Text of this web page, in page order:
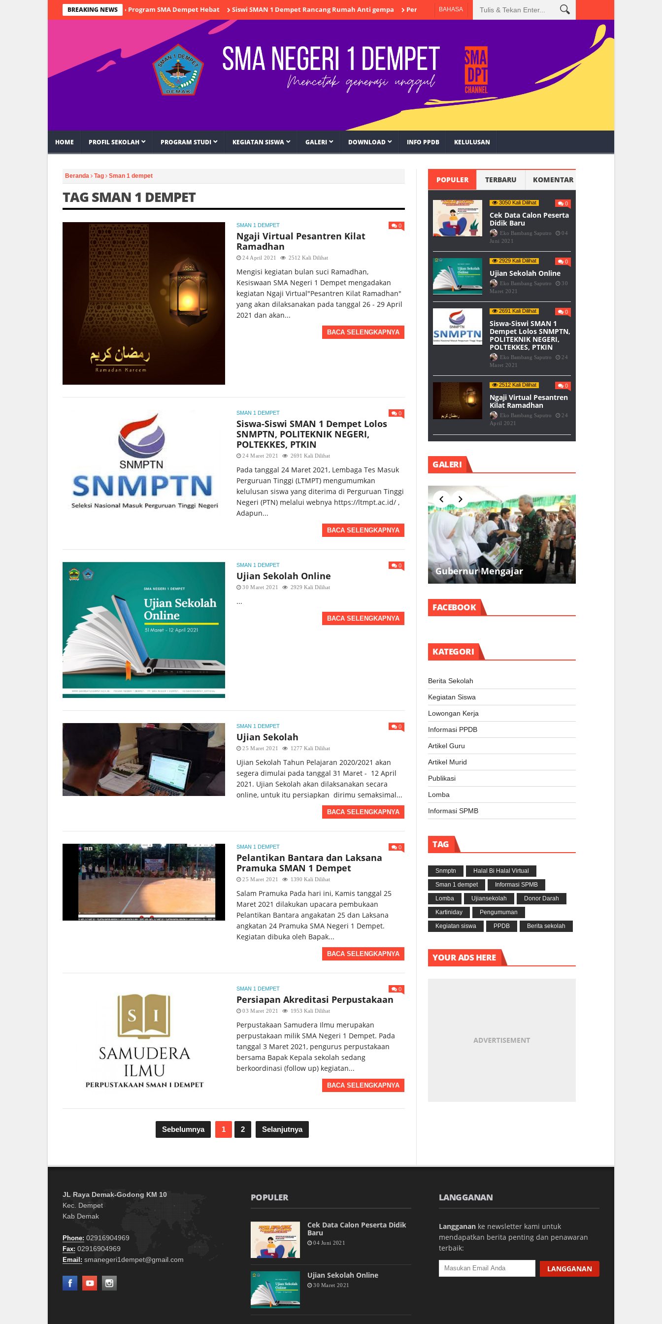
BREAKING NEWSProgram SMA Dempet Hebat Siswi SMAN 1 Dempet Rancang Rumah Anti gempa Persiapan Akreditasi Perpustakaan
BAHASA
HOME PROFIL SEKOLAH PROGRAM STUDI KEGIATAN SISWA GALERI DOWNLOAD INFO PPDB KELULUSAN
Beranda Tag Sman 1 dempet
TAG SMAN 1 DEMPET
SMAN 1 DEMPET 0
Ngaji Virtual Pesantren Kilat
Ramadhan
24 April 2021 2512 Kali Dilihat
Mengisi kegiatan bulan suci Ramadhan,
Kesiswaan SMA Negeri 1 Dempet mengadakan
kegiatan Ngaji Virtual"Pesantren Kilat Ramadhan"
yang akan dilaksanakan pada tanggal 26 - 29 April
2021 dan akan...
BACA SELENGKAPNYA
SMAN 1 DEMPET 0
Siswa-Siswi SMAN 1 Dempet Lolos
SNMPTN, POLITEKNIK NEGERI,
POLTEKKES, PTKIN
24 Maret 2021 2691 Kali Dilihat
Pada tanggal 24 Maret 2021, Lembaga Tes Masuk
Perguruan Tinggi (LTMPT) mengumumkan
kelulusan siswa yang diterima di Perguruan Tinggi
Negeri (PTN) melalui webnya https://ltmpt.ac.id/ ,
Adapun...
BACA SELENGKAPNYA
SMAN 1 DEMPET 0
Ujian Sekolah Online
30 Maret 2021 2929 Kali Dilihat
...
BACA SELENGKAPNYA
SMAN 1 DEMPET 0
Ujian Sekolah
25 Maret 2021 1277 Kali Dilihat
Ujian Sekolah Tahun Pelajaran 2020/2021 akan
segera dimulai pada tanggal 31 Maret - 12 April
2021. Ujian Sekolah akan dilaksanakan secara
online, untuk itu persiapkan dirimu semaksimal...
BACA SELENGKAPNYA
SMAN 1 DEMPET 0
Pelantikan Bantara dan Laksana
Pramuka SMAN 1 Dempet
25 Maret 2021 1390 Kali Dilihat
Salam Pramuka Pada hari ini, Kamis tanggal 25
Maret 2021 dilakukan upacara pembukaan
Pelantikan Bantara angakatan 25 dan Laksana
angkatan 24 Pramuka SMA Negeri 1 Dempet.
Kegiatan dibuka oleh Bapak...
BACA SELENGKAPNYA
SMAN 1 DEMPET 0
Persiapan Akreditasi Perpustakaan
03 Maret 2021 1953 Kali Dilihat
Perpustakaan Samudera Ilmu merupakan
perpustakaan milik SMA Negeri 1 Dempet. Pada
tanggal 3 Maret 2021, pengurus perpustakaan
bersama Bapak Kepala sekolah sedang
berkoordinasi (follow up) kegiatan...
BACA SELENGKAPNYA
Sebelumnya 1 2 Selanjutnya
POPULER TERBARU KOMENTAR
3050 Kali Dilihat 0
Cek Data Calon Peserta
Didik Baru
Eko Bambang Saputro
04
Juni 2021
2929 Kali Dilihat 0
Ujian Sekolah Online
Eko Bambang Saputro
30
Maret 2021
2691 Kali Dilihat 0
Siswa-Siswi SMAN 1
Dempet Lolos SNMPTN,
POLITEKNIK NEGERI,
POLTEKKES, PTKIN
Eko Bambang Saputro
24
Maret 2021
2512 Kali Dilihat 0
Ngaji Virtual Pesantren
Kilat Ramadhan
Eko Bambang Saputro
24
April 2021
GALERI
Gubernur Mengajar
FACEBOOK
KATEGORI
Berita Sekolah
Kegiatan Siswa
Lowongan Kerja
Informasi PPDB
Artikel Guru
Artikel Murid
Publikasi
Lomba
Informasi SPMB
TAG
Snmptn
Halal Bi Halal Virtual
Sman 1 dempet
Informasi SPMB
Lomba
Ujiansekolah
Donor Darah
Kartiniday
Pengumuman
Kegiatan siswa
PPDB Berita sekolah
YOUR ADS HERE
JL Raya Demak-Godong KM 10
Kec. Dempet
Kab Demak
Phone: 02916904969
Fax: 02916904969
Email: smanegeri1dempet@gmail.com
POPULER
Cek Data Calon Peserta Didik
Baru
04 Juni 2021
Ujian Sekolah Online
30 Maret 2021
LANGGANAN
Langgananke newsletter kami untuk
mendapatkan berita penting dan penawaran
terbaik: